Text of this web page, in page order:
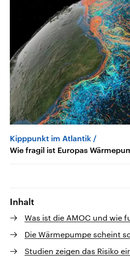
Kipppunkt im Atlantik
Wie fragil ist Europas
Inhalt
Was ist die AMOC und wie
Die Wärmepumpe scheint
Studien zeigen das Risiko